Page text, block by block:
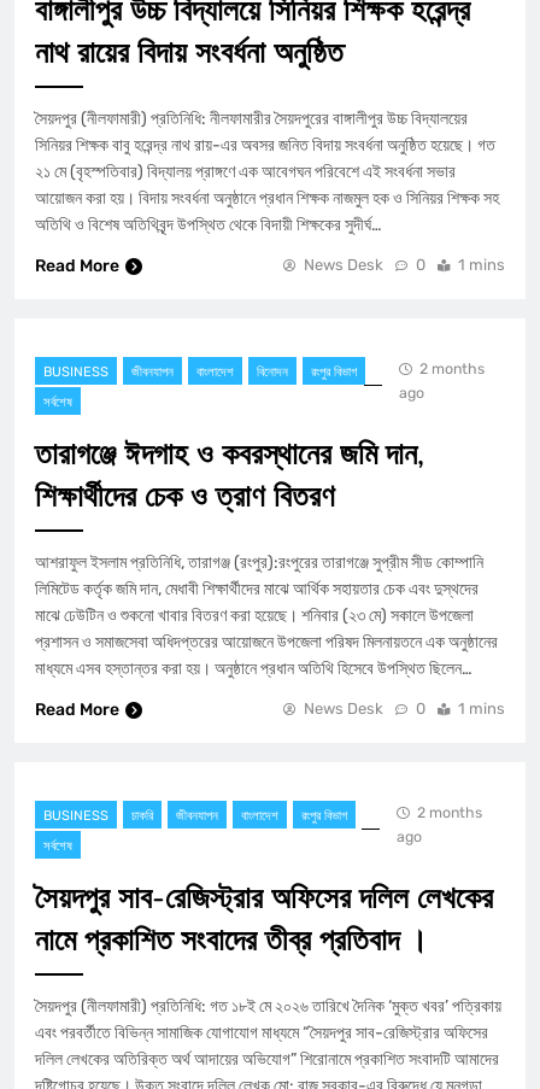
বাঙ্গালীপুর উচ্চ বিদ্যালয়ে সিনিয়র শিক্ষক হরেন্দ্র
নাথ রায়ের বিদায় সংবর্ধনা অনুষ্ঠিত
​সৈয়দপুর (নীলফামারী) প্রতিনিধি: নীলফামারীর সৈয়দপুরের বাঙ্গালীপুর উচ্চ বিদ্যালয়ের
সিনিয়র শিক্ষক বাবু হরেন্দ্র নাথ রায়-এর অবসর জনিত বিদায় সংবর্ধনা অনুষ্ঠিত হয়েছে। গত
২১ মে (বৃহস্পতিবার) বিদ্যালয় প্রাঙ্গণে এক আবেগঘন পরিবেশে এই সংবর্ধনা সভার
আয়োজন করা হয়। ​বিদায় সংবর্ধনা অনুষ্ঠানে প্রধান শিক্ষক নাজমুল হক ও সিনিয়র শিক্ষক সহ
অতিথি ও বিশেষ অতিথিবৃন্দ উপস্থিত থেকে বিদায়ী শিক্ষকের সুদীর্ঘ…
Read More
News Desk 0 1 mins
BUSINESS জীবনযাপন বাংলাদেশ বিনোদন
রংপুর বিভাগ
সর্বশেষ
2 months
ago
তারাগঞ্জে ঈদগাহ ও কবরস্থানের জমি দান,
শিক্ষার্থীদের চেক ও ত্রাণ বিতরণ
​আশরাফুল ইসলাম প্রতিনিধি, তারাগঞ্জ (রংপুর):রংপুরের তারাগঞ্জে সুপ্রীম সীড কোম্পানি
লিমিটেড কর্তৃক জমি দান, মেধাবী শিক্ষার্থীদের মাঝে আর্থিক সহায়তার চেক এবং দুস্থদের
মাঝে ঢেউটিন ও শুকনো খাবার বিতরণ করা হয়েছে। শনিবার (২৩ মে) সকালে উপজেলা
প্রশাসন ও সমাজসেবা অধিদপ্তরের আয়োজনে উপজেলা পরিষদ মিলনায়তনে এক অনুষ্ঠানের
মাধ্যমে এসব হস্তান্তর করা হয়। ​অনুষ্ঠানে প্রধান অতিথি হিসেবে উপস্থিত ছিলেন…
Read More
News Desk 0 1 mins
BUSINESS চাকরি জীবনযাপন বাংলাদেশ
রংপুর বিভাগ
সর্বশেষ
2 months
ago
সৈয়দপুর সাব-রেজিস্ট্রার অফিসের দলিল লেখকের
নামে প্রকাশিত সংবাদের তীব্র প্রতিবাদ ।
​সৈয়দপুর (নীলফামারী) প্রতিনিধি: গত ১৮ই মে ২০২৬ তারিখে দৈনিক ‘মুক্ত খবর’ পত্রিকায়
এবং পরবর্তীতে বিভিন্ন সামাজিক যোগাযোগ মাধ্যমে “সৈয়দপুর সাব-রেজিস্ট্রার অফিসের
দলিল লেখকের অতিরিক্ত অর্থ আদায়ের অভিযোগ” শিরোনামে প্রকাশিত সংবাদটি আমাদের